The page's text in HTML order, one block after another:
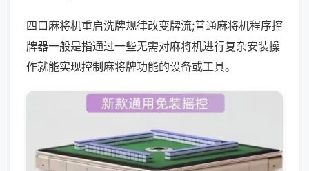
四口麻将机重启洗牌规律改变牌流;普通麻将机程序控
牌器一般是指通过一些无需对麻将机进行复杂安装操
作就能实现控制麻将牌功能的设备或工具。